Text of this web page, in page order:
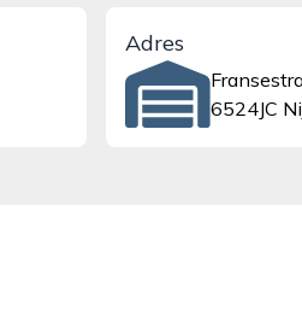
Adres
6524JC